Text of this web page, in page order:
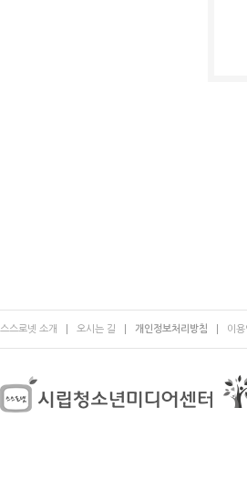
스스로넷 소개 오시는 길 개인정보처리방침 이